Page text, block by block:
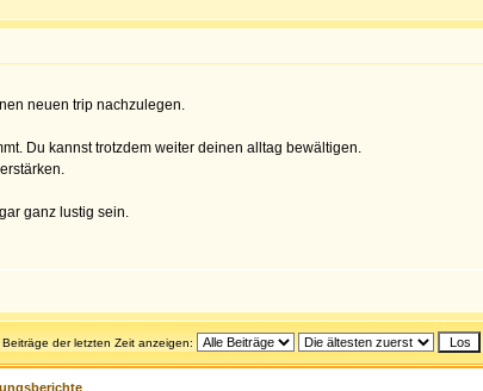
neuen trip nachzulegen.
Du kannst trotzdem weiter deinen alltag bewältigen.
ganz lustig sein.
Beiträge der letzten Zeit anzeigen: